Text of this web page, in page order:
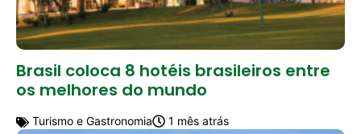
Brasil coloca 8 hotéis brasileiros entre
os melhores do mundo
Turismo e Gastronomia 1 mês atrás